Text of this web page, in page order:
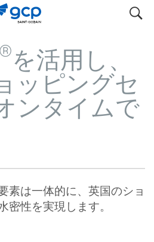
検索
®を活用し、
ッピングセ
ンタイムで
素は一体的に、英国のショ
密性を実現します。